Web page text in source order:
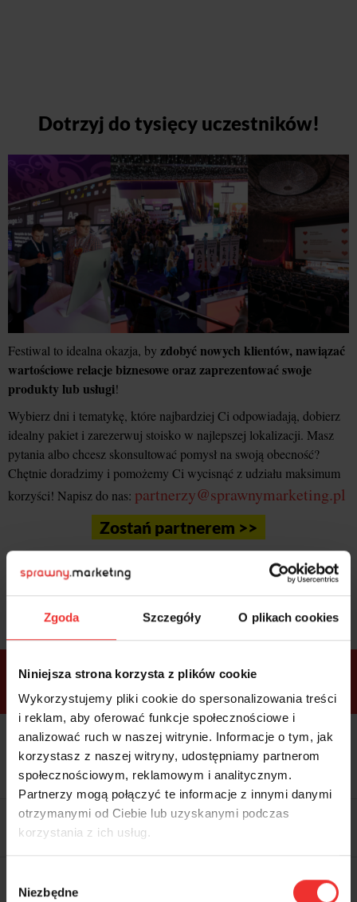
Zgoda Szczegóły O plikach cookies
Niniejsza strona korzysta z plików cookie
Wykorzystujemy pliki cookie do spersonalizowania treści
i reklam, aby oferować funkcje społecznościowe i
analizować ruch w naszej witrynie. Informacje o tym, jak
korzystasz z naszej witryny, udostępniamy partnerom
społecznościowym, reklamowym i analitycznym.
Partnerzy mogą połączyć te informacje z innymi danymi
otrzymanymi od Ciebie lub uzyskanymi podczas
korzystania z ich usług.
zgody
Niezbędne
Dotrzyj do tysięcy uczestników!
Festiwal to idealna okazja, by zdobyć nowych klientów, nawiązać
wartościowe relacje biznesowe oraz zaprezentować swoje
produkty lub usługi!
Wybierz dni i tematykę, które najbardziej Ci odpowiadają, dobierz
idealny pakiet i zarezerwuj stoisko w najlepszej lokalizacji. Masz
pytania albo chcesz skonsultować pomysł na swoją obecność?
Chętnie doradzimy i pomożemy Ci wycisnąć z udziału maksimum
korzyści! Napisz do nas: partnerzy@sprawnymarketing.pl
Zostań partnerem >>
Sprawdź bonusyi wybierz bilet
ramach
pakietów
VIP Premium
Kolacja z prelegentami i before
party (Hotel Sheraton, 27.10) tylko
wbilecie ALLPASS VIP
Dostępne
tylko w
bilecie
ALLPASS
VIP
Dedykowana strefa VIP z
możliwością networkingu z
prelegentami i wystawcami w
WARTOŚĆ: 1970 zł